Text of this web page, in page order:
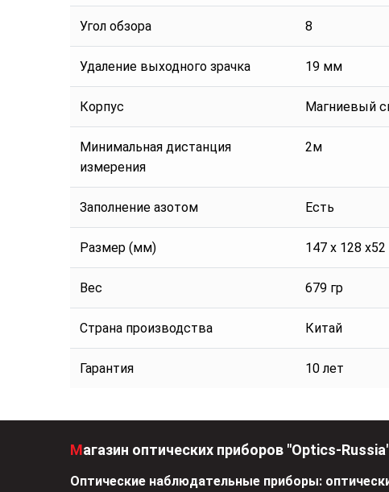
Угол обзора 8
Удаление выходного зрачка 19 мм
Корпус Магниевый
Минимальная дистанция
измерения
2м
Заполнение азотом Есть
Размер (мм) 147 x 128 x52
Вес 679 гр
Страна производства Китай
Гарантия 10 лет
Магазин оптических приборов "Optics-
Оптические наблюдательные приборы: